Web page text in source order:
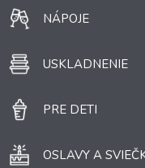
NÁPOJE
USKLADNENIE
PRE DETI
OSLAVY A